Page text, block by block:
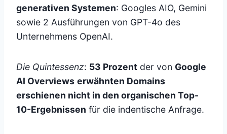
generativen Systemen: Googles AIO, Gemini
sowie 2 Ausführungen von GPT-4o des
Unternehmens OpenAI.
Die Quintessenz: 53 Prozent der von Google
AI Overviews erwähnten Domains
erschienen nicht in den organischen Top-
10-Ergebnissen für die indentische Anfrage.